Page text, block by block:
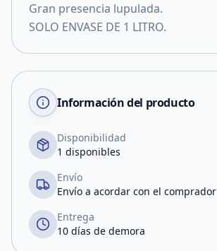
Gran presencia lupulada.
SOLO ENVASE DE 1 LITRO.
Información del producto
Disponibilidad
1 disponibles
Envío
Envío a acordar con el comprador
Entrega
10 días de demora